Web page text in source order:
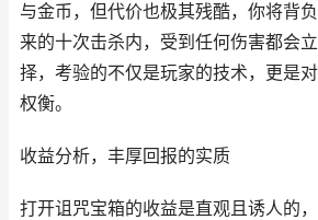
与金币，但代价也极其残酷，你将背
来的十次击杀内，受到任何伤害都会
择，考验的不仅是玩家的技术，更是
权衡。
收益分析，丰厚回报的实质
打开诅咒宝箱的收益是直观且诱人的